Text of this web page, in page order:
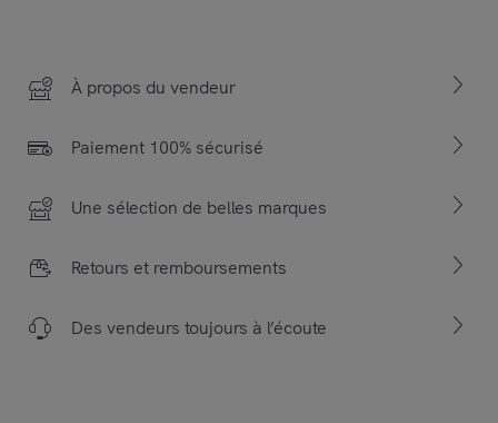
À propos du vendeur
Paiement 100% sécurisé
Une sélection de belles marques
Retours et remboursements
Des vendeurs toujours à l’écoute